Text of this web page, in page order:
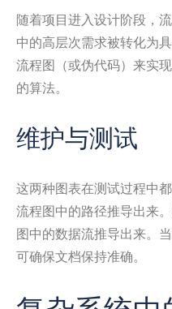
随着项目进入设计阶段，
中的高层次需求被转化为
流程图（或伪代码）来实
的算法。
维护与测试
这两种图表在测试过程中
流程图中的路径推导出来
图中的数据流推导出来。
可确保文档保持准确。